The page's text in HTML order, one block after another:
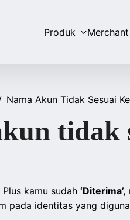
Produk Merchant
Nama Akun Tidak Sesuai
tidak
kamu sudah ‘Diterima’,
pada identitas yang